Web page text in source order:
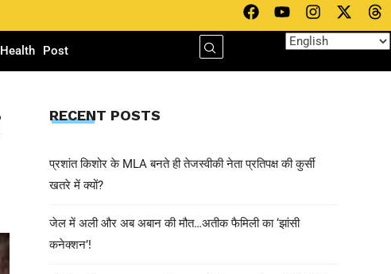
Health Post
RECENT POSTS
प्रशांत किशोर के MLA बनते ही तेजस्वीकी नेता प्रतिपक्ष की कुर्सी
खतरे में क्यों?
जेल में अली और अब अबान की मौत…अतीक फैमिली का ‘झांसी
कनेक्शन’!